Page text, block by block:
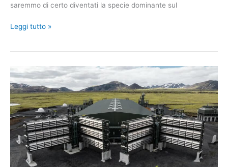
saremmo di certo diventati la specie dominante sul
Il
più
piccolo
rispetto
al
passato:
la
scienza
avverte
Leggi tutto »